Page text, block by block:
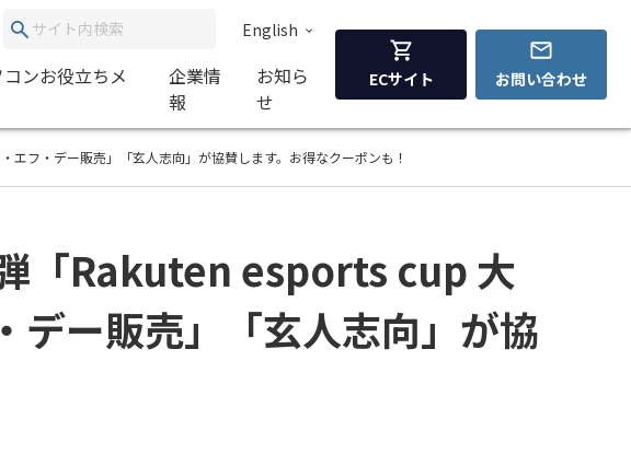
English
ンお役立ちメ
企業情
報
お知ら
せ
ECサイト お問い合わせ
フ・デー販売」「玄人志向」が協賛します。お得なクーポンも！
「Rakuten esports cup 大
デー販売」「玄人志向」が協